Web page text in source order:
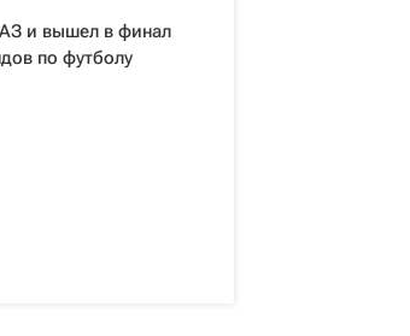
и вышел в финал
по футболу